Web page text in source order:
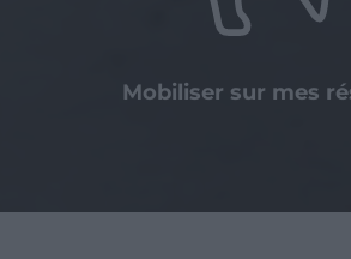
Mobiliser sur mes